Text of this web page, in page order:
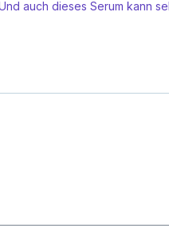
auch dieses Serum kann